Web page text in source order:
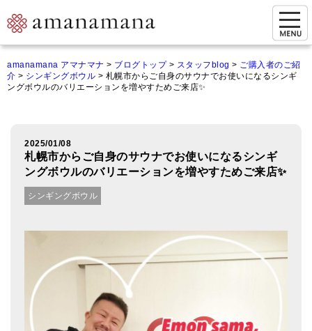
マイページ
ご来店&購入
オンライン相談&購入
シンギングボウル講座
カートを見る
amanamana アマナマナ > ブログトップ> スタッフblog > ご購入者のご紹
介 > シンギングボウル > 札幌市からご自身のサウナでお使いになるシンギ
ングボウルのバリエーションを増やすためご来店✨
2025/01/08
札幌市からご自身のサウナでお使いになるシンギ
ングボウルのバリエーションを増やすためご来店✨
シンギングボウル